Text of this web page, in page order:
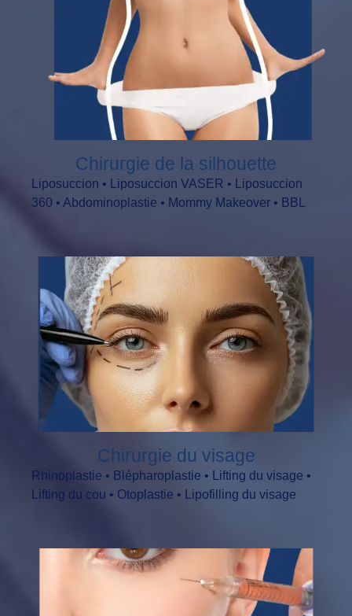
Chirurgie de la silhouette
Liposuccion • Liposuccion VASER • Liposuccion
360 • Abdominoplastie • Mommy Makeover • BBL
Chirurgie du visage
Rhinoplastie • Blépharoplastie • Lifting du visage •
Lifting du cou • Otoplastie • Lipofilling du visage